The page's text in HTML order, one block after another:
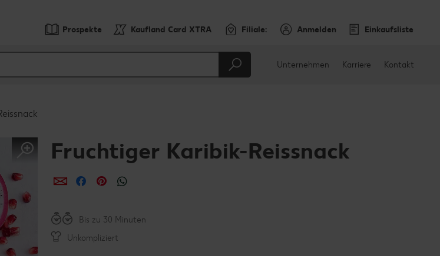
Prospekte Kaufland Card XTRA Filiale: Anmelden Einkaufsliste
Unternehmen Karriere Kontakt
Fruchtiger Karibik-Reissnack
per E-Mail teilen
per Facebook teilen
per Pinterest teilen
Bis zu 30 Minuten
Unkompliziert